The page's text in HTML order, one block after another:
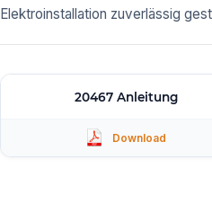
Elektroinstallation zuverlässig
20467 Anleitung